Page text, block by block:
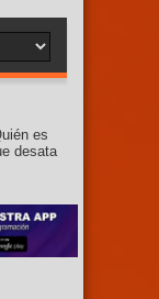
es
desata